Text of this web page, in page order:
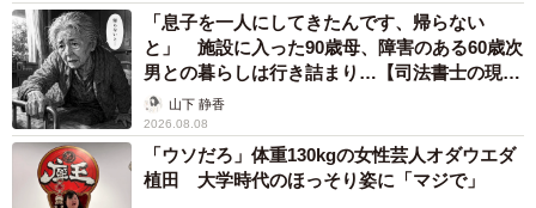
「息子を一人にしてきたんです、帰らない
と」 施設に入った90歳母、障害のある60歳次
男との暮らしは行き詰まり…【司法書士の現場
から】山下 静香
2026.08.08
「ウソだろ」体重130kgの女性芸人オダウエダ
植田 大学時代のほっそり姿に「マジで」